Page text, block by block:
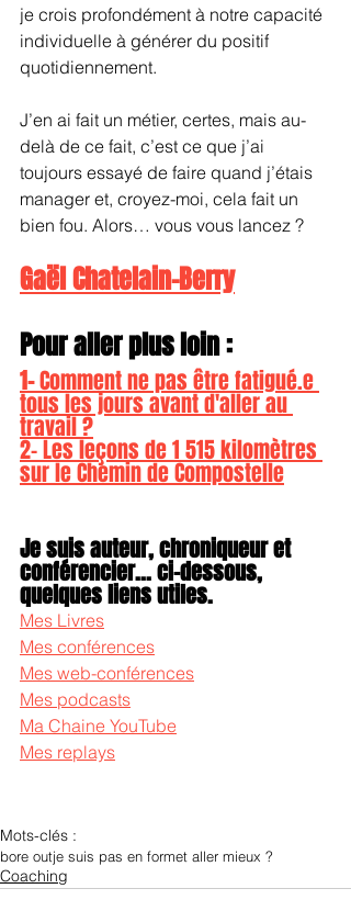
je crois profondément à notre capacité
individuelle à générer du positif
quotidiennement.
J’en ai fait un métier, certes, mais au-
delà de ce fait, c’est ce que j’ai
toujours essayé de faire quand j’étais
manager et, croyez-moi, cela fait un
bien fou. Alors… vous vous lancez ?
Gaël Chatelain-Berry
Pour aller plus loin :
1- Comment ne pas être fatigué.e
tous les jours avant d'aller au
travail ?
2- Les leçons de 1 515 kilomètres
sur le Chemin de Compostelle
Je suis auteur, chroniqueur et
conférencier... ci-dessous,
quelques liens utiles.
Mes Livres
Mes conférences
Mes web-conférences
Mes podcasts
Ma Chaine YouTube
Mes replays
Mots-clés :
bore outje suis pas en formet aller mieux ?
Coaching